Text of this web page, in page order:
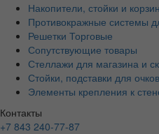
Накопители, стойки и
Противокражные системы
Решетки Торговые
Сопутствующие товары
Стеллажи для магазина и
Стойки, подставки для очков
Элементы крепления к
Контакты
+7 843 240-77-87